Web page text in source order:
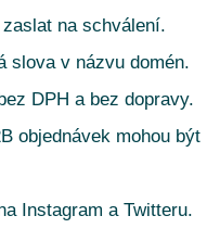
na schválení.
slova v názvu domén.
DPH a bez dopravy.
objednávek mohou být
Instagram a Twitteru.